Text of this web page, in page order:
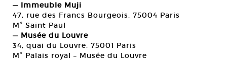
— Immeuble Muji
47, rue des Francs Bourgeois. 75004 Paris
M° Saint Paul
— Musée du Louvre
34, quai du Louvre. 75001 Paris
M° Palais royal – Musée du Louvre